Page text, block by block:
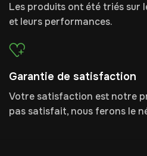
Les produits ont été triés sur
et leurs performances.
Garantie de satisfaction
Votre satisfaction est notre
pas satisfait, nous ferons le